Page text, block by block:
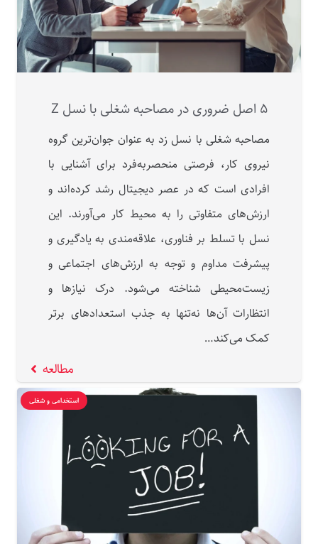
۵ اصل ضروری در مصاحبه شغلی با نسل Z
مصاحبه شغلی با نسل زد به‌ عنوان جوان‌ترین گروه
نیروی کار، فرصتی منحصربه‌فرد برای آشنایی با
افرادی است که در عصر دیجیتال رشد کرده‌اند و
ارزش‌های متفاوتی را به محیط کار می‌آورند. این
نسل با تسلط بر فناوری، علاقه‌مندی به یادگیری و
پیشرفت مداوم و توجه به ارزش‌های اجتماعی و
زیست‌محیطی شناخته می‌شود. درک نیازها و
انتظارات آن‌ها نه‌‌تنها به جذب استعدادهای برتر
کمک می‌کند…
مطالعه
استخدامی و شغلی